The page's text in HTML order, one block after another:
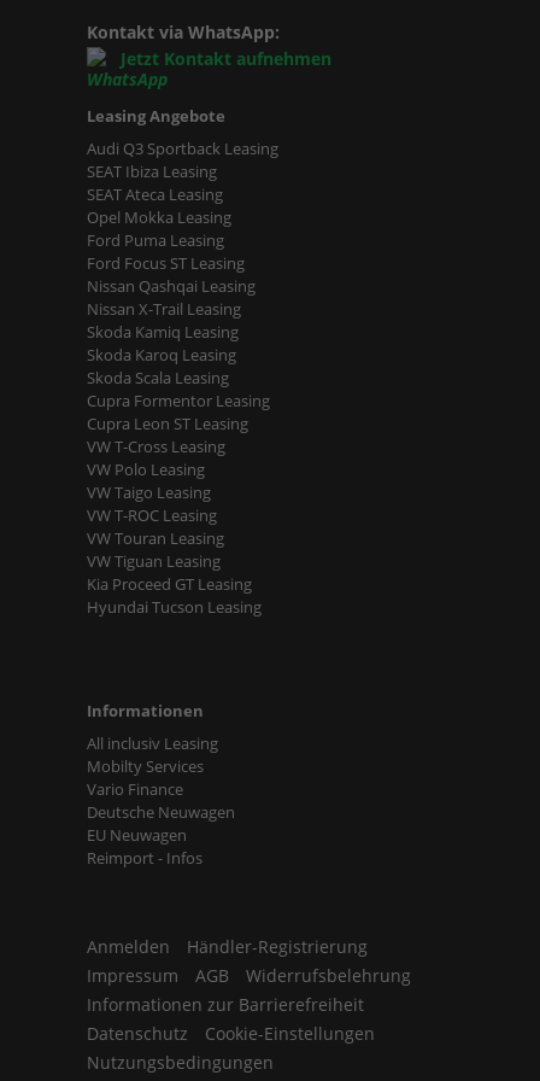
Kontakt via WhatsApp:
Jetzt Kontakt aufnehmen
Leasing Angebote
Audi Q3 Sportback Leasing
SEAT Ibiza Leasing
SEAT Ateca Leasing
Opel Mokka Leasing
Ford Puma Leasing
Ford Focus ST Leasing
Nissan Qashqai Leasing
Nissan X-Trail Leasing
Skoda Kamiq Leasing
Skoda Karoq Leasing
Skoda Scala Leasing
Cupra Formentor Leasing
Cupra Leon ST Leasing
VW T-Cross Leasing
VW Polo Leasing
VW Taigo Leasing
VW T-ROC Leasing
VW Touran Leasing
VW Tiguan Leasing
Kia Proceed GT Leasing
Hyundai Tucson Leasing
Informationen
All inclusiv Leasing
Mobilty Services
Vario Finance
Deutsche Neuwagen
EU Neuwagen
Reimport - Infos
Anmelden
Händler-Registrierung
Impressum
AGB
Widerrufsbelehrung
Informationen zur Barrierefreiheit
Datenschutz
Cookie-Einstellungen
Nutzungsbedingungen